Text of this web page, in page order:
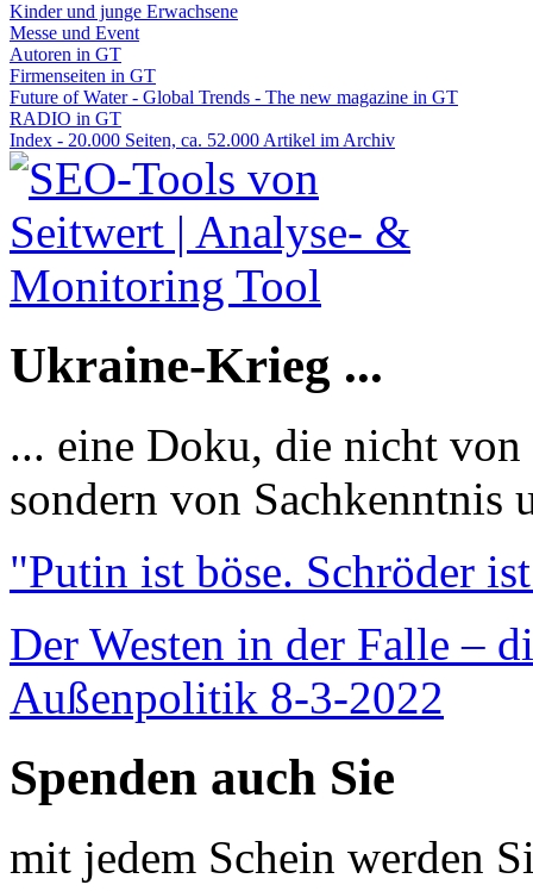
Kinder und junge Erwachsene
Messe und Event
Autoren in GT
Firmenseiten in GT
Future of Water - Global Trends - The new magazine in GT
RADIO in GT
Index - 20.000 Seiten, ca. 52.000 Artikel im Archiv
Ukraine-Krieg ...
... eine Doku, die nicht
sondern von Sachkenntnis
"Putin ist böse. Schröder
Der Westen in der Falle –
Außenpolitik 8-3-2022
Spenden auch Sie
mit jedem Schein werden